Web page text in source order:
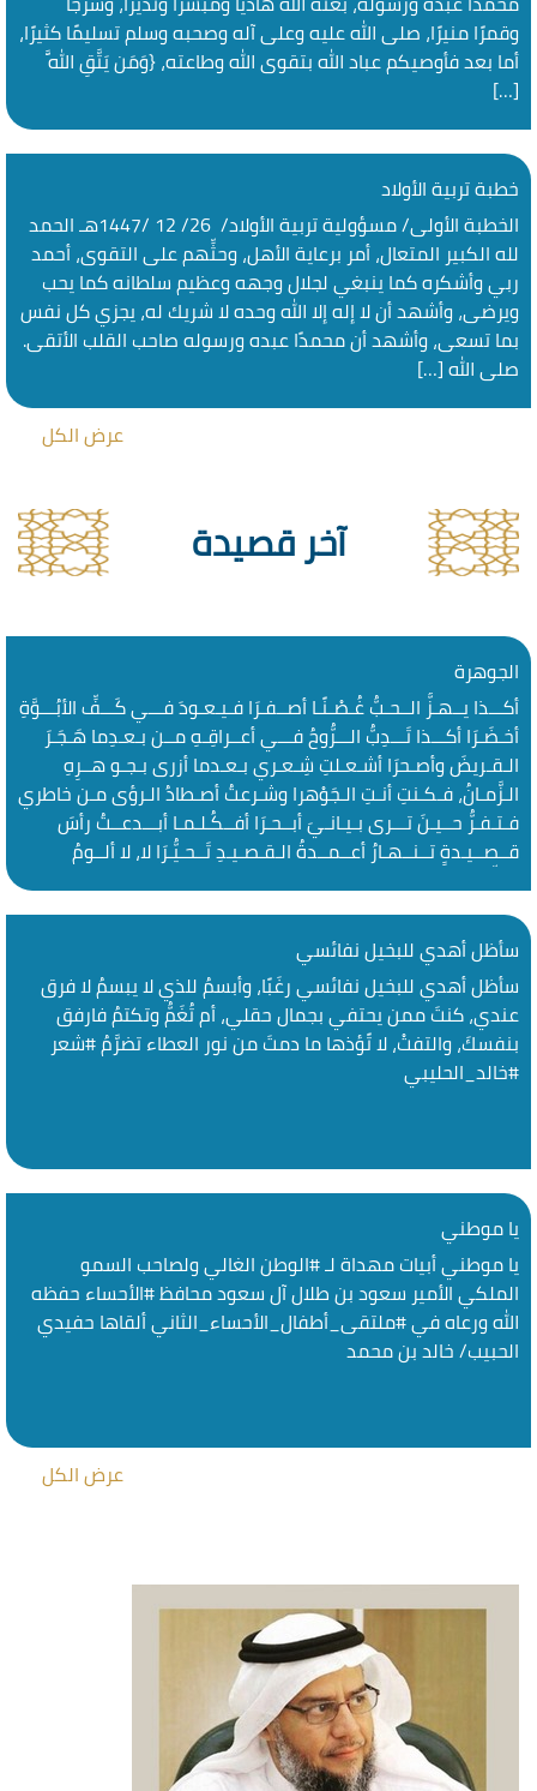
وقمرًا منيرًا، صلى الله عليه وعلى آله وصحبه وسلم تسليمًا كثيرًا،
أما بعد فأوصيكم عباد الله بتقوى الله وطاعته، {وَمَن يَتَّقِ اللَّهَ
[…]
خطبة تربية الأولاد
الخطبة الأولى/ مسؤولية تربية الأولاد/ 26/ 12 /1447هـ الحمد
لله الكبير المتعال، أمر برعاية الأهل، وحثِّهم على التقوى، أحمد
ربي وأشكره كما ينبغي لجلال وجهه وعظيم سلطانه كما يحب
ويرضى، وأشهد أن لا إله إلا الله وحده لا شريك له، يجزي كل نفس
بما تسعى، وأشهد أن محمدًا عبده ورسوله صاحب القلب الأتقى.
صلى الله […]
عرض الكل
آخر قصيدة
الجوهرة
أكـــذا يــهـزُّ الــحـبُّ غُـصْـنًـا أصــفـرَا فـيـعـودَ فـــي كَـــفِّ الأبُـــوَّةِ
أخـضَـرَا أكـــذا تَـــدِبُّ الـــرُّوحُ فـــي أعــراقِـهِ مــن بـعـدِما هَـجَـرَ
الـقـريضَ وأصـحرَا أشـعـلتِ شِـعـري بـعـدما أزرى بـجـو هــرِهِ
الـزَّمـانُ، فـكـنتِ أنـتِ الـجَوْهرا وشـرعتُ أصـطادُ الـرؤى مـن خاطري
فـتـفـرُّ حــيـنَ تـــرى بـيـانـيَ أبــحـرَا أفــكُـلـمـا أبـــدعــتُ رأسَ
قــصــيـدةٍ تــنــهـارُ أعــمــدةُ الـقـصـيـدِ تَــحـيُّـرَا لا، لا ألــومُ
سأظل أهدي للبخيل نفائسي
سأظل أهدي للبخيل نفائسي رغَبًا، وأبسمُ للذي لا يبسمُ لا فرق
عندي، كنتَ ممن يحتفي بجمال حقلي، أم تُغَمُّ وتكتمُ فارفق
بنفسكَ، والتفتْ، لا تًؤذها ما دمتَ من نور العطاء تضرَّمُ ‫#شعر‬
‫#خالد_الحليبي‬
يا موطني
يا موطني أبيات مهداة لـ #الوطن الغالي ولصاحب السمو
الملكي الأمير سعود بن طلال آل سعود محافظ #الأحساء حفظه
الله ورعاه في #ملتقى_أطفال_الأحساء_الثاني ألقاها حفيدي
الحبيب/ خالد بن محمد
عرض الكل